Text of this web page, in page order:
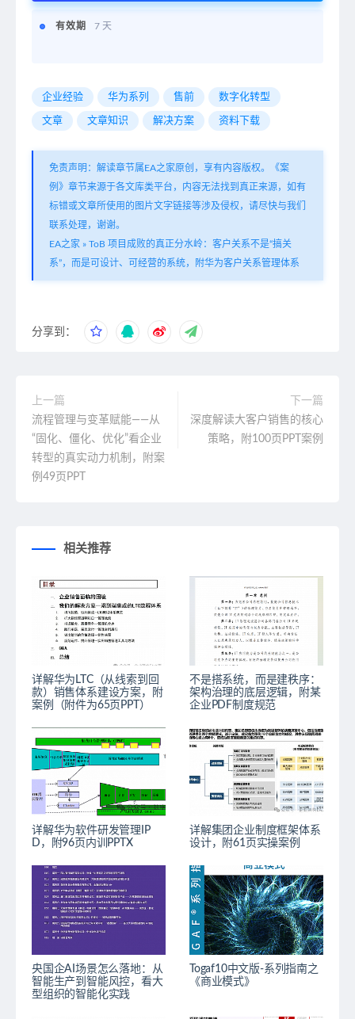
有效期 7 天
企业经验 华为系列 售前 数字化转型
文章 文章知识 解决方案 资料下载
免责声明：解读章节属EA之家原创，享有内容版权。《案
例》章节来源于各文库类平台，内容无法找到真正来源，如有
标错或文章所使用的图片文字链接等涉及侵权，请尽快与我们
联系处理，谢谢。
EA之家 » ToB 项目成败的真正分水岭：客户关系不是“搞关
系”，而是可设计、可经营的系统，附华为客户关系管理体系
分享到：
上一篇
流程管理与变革赋能——从
“固化、僵化、优化”看企业
转型的真实动力机制，附案
例49页PPT
下一篇
深度解读大客户销售的核心
策略，附100页PPT案例
相关推荐
详解华为LTC（从线索到回
款）销售体系建设方案，附
案例（附件为65页PPT）
不是搭系统，而是建秩序：
架构治理的底层逻辑，附某
企业PDF制度规范
详解华为软件研发管理IP
D，附96页内训PPTX
详解集团企业制度框架体系
设计，附61页实操案例
央国企AI场景怎么落地：从
智能生产到智能风控，看大
型组织的智能化实践
Togaf10中文版-系列指南之
《商业模式》